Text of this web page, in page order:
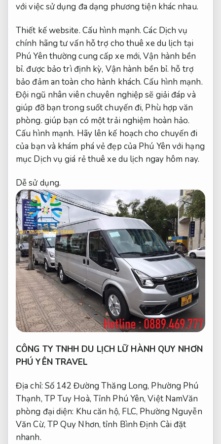
với việc sử dụng đa dạng phương tiện khác nhau.
Thiết kế website. Cấu hình mạnh. Các Dịch vụ
chính hãng tư vấn hỗ trợ cho thuê xe du lịch tại
Phú Yên thường cung cấp xe mới,Vận hành bền
bỉ. được bảo trì định kỳ, Vận hành bền bỉ. hỗ trợ
bảo đảm an toàn cho hành khách.Cấu hình mạnh.
Đội ngũ nhân viên chuyên nghiệp sẽ giải đáp và
giúp đỡ bạn trong suốt chuyến đi, Phù hợp văn
phòng. giúp bạn có một trải nghiệm hoàn hảo.
Cấu hình mạnh. Hãy lên kế hoạch cho chuyến đi
của bạn và khám phá vẻ đẹp của Phú Yên với hạng
mục Dịch vụ giá rẻ thuê xe du lịch ngay hôm nay.
Dễ sử dụng.
CÔNG TY TNHH DU LỊCH LỮ HÀNH QUY NHƠN
PHÚ YÊN TRAVEL
Địa chỉ: Số 142 Đường Thăng Long, Phường Phú
Thạnh, TP Tuy Hoà, Tỉnh Phú Yên, Việt NamVăn
phòng đại diện: Khu căn hộ, FLC, Phường Nguyễn
Văn Cừ, TP Quy Nhơn, tỉnh Bình Định Cài đặt
nhanh.